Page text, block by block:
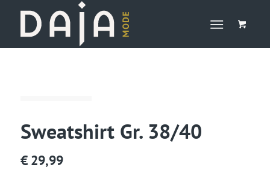
Sweatshirt Gr. 38/40
€ 29,99